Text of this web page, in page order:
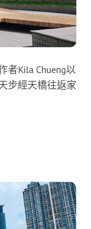
者Kila Chueng以
步經天橋往返家